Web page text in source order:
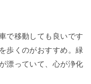
で移動しても良いです
歩くのがおすすめ。緑
漂っていて、心が浄化